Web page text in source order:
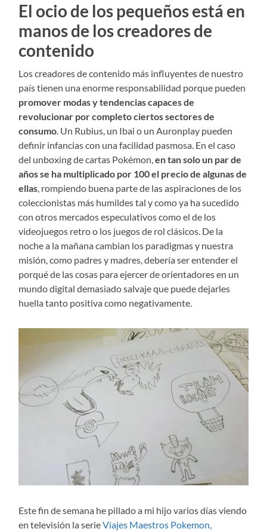
El ocio de los pequeños está en
manos de los creadores de
contenido
Los creadores de contenido más influyentes de nuestro
país tienen una enorme responsabilidad porque pueden
promover modas y tendencias capaces de
revolucionar por completo ciertos sectores de
consumo. Un Rubius, un Ibai o un Auronplay pueden
definir infancias con una facilidad pasmosa. En el caso
del unboxing de cartas Pokémon,en tan solo un par de
años se ha multiplicado por 100 el precio de algunas de
ellas, rompiendo buena parte de las aspiraciones de los
coleccionistas más humildes tal y como ya ha sucedido
con otros mercados especulativos como el de los
videojuegos retro o los juegos de rol clásicos. De la
noche a la mañana cambian los paradigmas y nuestra
misión, como padres y madres, debería ser entender el
porqué de las cosas para ejercer de orientadores en un
mundo digital demasiado salvaje que puede dejarles
huella tanto positiva como negativamente.
Este fin de semana he pillado a mi hijo varios días viendo
en televisión la serieViajes Maestros Pokemon,